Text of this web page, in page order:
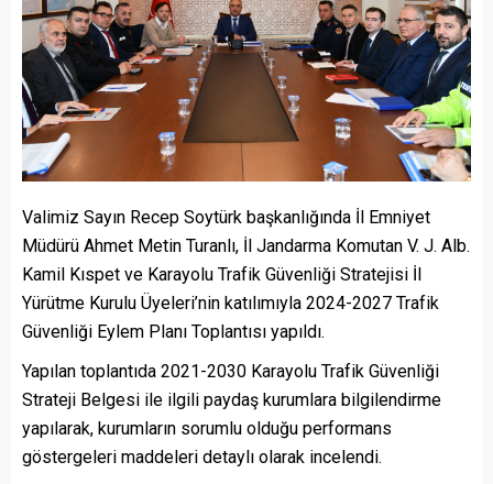
Valimiz Sayın Recep Soytürk başkanlığında İl Emniyet
Müdürü Ahmet Metin Turanlı, İl Jandarma Komutan V. J. Alb.
Kamil Kıspet ve Karayolu Trafik Güvenliği Stratejisi İl
Yürütme Kurulu Üyeleri’nin katılımıyla 2024-2027 Trafik
Güvenliği Eylem Planı Toplantısı yapıldı.
Yapılan toplantıda 2021-2030 Karayolu Trafik Güvenliği
Strateji Belgesi ile ilgili paydaş kurumlara bilgilendirme
yapılarak, kurumların sorumlu olduğu performans
göstergeleri maddeleri detaylı olarak incelendi.